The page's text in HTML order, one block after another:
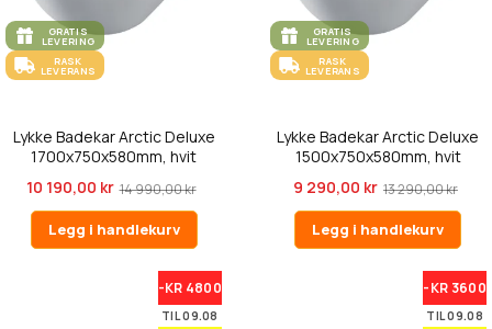
GRATIS
LEVERING
RASK
LEVERANS
Lykke Badekar Arctic Deluxe
1700x750x580mm, hvit
10 190,00 kr 14 990,00 kr
Legg i handlekurv
GRATIS
LEVERING
RASK
LEVERANS
Lykke Badekar Arctic Deluxe
1500x750x580mm, hvit
9 290,00 kr 13 290,00 kr
Legg i handlekurv
-KR 4800
TIL 09.08
-KR 3600
TIL 09.08